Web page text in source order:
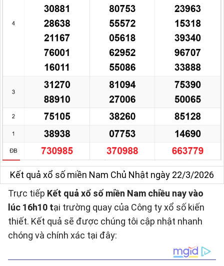
Kết quả xổ số miền Nam Chủ Nhật ngày 22/3/2026
Trực tiếp Kết quả xổ số miền Nam chiều nay vào
lúc 16h10 tại trường quay của Công ty xổ số kiến
thiết. Kết quả sẽ được chúng tôi cập nhật nhanh
chóng và chính xác tại đây: